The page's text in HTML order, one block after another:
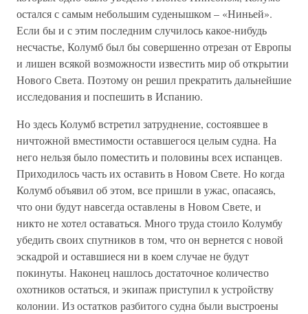
остался с самым небольшим суденышком – «Ниньей».
Если бы и с этим последним случилось какое-нибудь
несчастье, Колумб был бы совершенно отрезан от Европы
и лишен всякой возможности известить мир об открытии
Нового Света. Поэтому он решил прекратить дальнейшие
исследования и поспешить в Испанию.
Но здесь Колумб встретил затруднение, состоявшее в
ничтожной вместимости оставшегося целым судна. На
него нельзя было поместить и половины всех испанцев.
Приходилось часть их оставить в Новом Свете. Но когда
Колумб объявил об этом, все пришли в ужас, опасаясь,
что они будут навсегда оставлены в Новом Свете, и
никто не хотел оставаться. Много труда стоило Колумбу
убедить своих спутников в том, что он вернется с новой
эскадрой и оставшиеся ни в коем случае не будут
покинуты. Наконец нашлось достаточное количество
охотников остаться, и экипаж приступил к устройству
колонии. Из остатков разбитого судна были выстроены